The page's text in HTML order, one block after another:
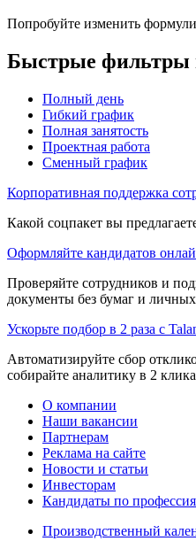
Попробуйте изменить
Быстрые фильтры
Полный день
Гибкий график
Полная занятость
Проектная работа
Сменный график
Корпоративная поддержка
Какой соцпакет вы
Оформляйте кандидатов
Проверяйте сотрудников и
документы без бумаг и
Ускорьте подбор в 2 раза с
Автоматизируйте сбор
собирайте аналитику в 2 клика
О компании
Наши вакансии
Партнерам
Реклама на сайте
Новости и статьи
Инвесторам
Кандидаты по
Производственный